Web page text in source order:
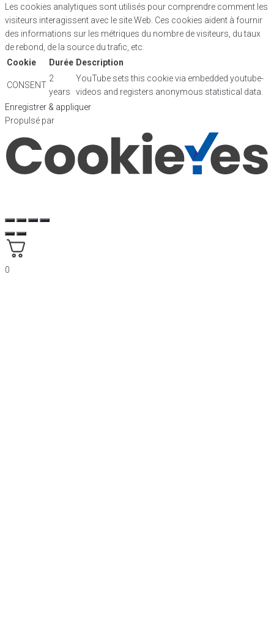
Les cookies analytiques sont utilisés pour comprendre comment les
visiteurs interagissent avec le site Web. Ces cookies aident à fournir
des informations sur les métriques du nombre de visiteurs, du taux
de rebond, de la source du trafic, etc.
Cookie
Durée Description
CONSENT
2
years
YouTube sets this cookie via embedded youtube-
videos and registers anonymous statistical data.
Enregistrer & appliquer
Propulsé par
0